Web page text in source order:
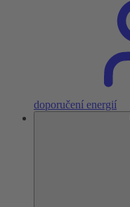
doporučení energií